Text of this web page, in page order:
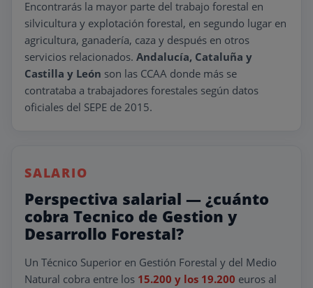
Encontrarás la mayor parte del trabajo forestal en
silvicultura y explotación forestal, en segundo lugar en
agricultura, ganadería, caza y después en otros
servicios relacionados. Andalucía, Cataluña y
Castilla y León son las CCAA donde más se
contrataba a trabajadores forestales según datos
oficiales del SEPE de 2015.
SALARIO
Perspectiva salarial — ¿cuánto
cobra Tecnico de Gestion y
Desarrollo Forestal?
Un Técnico Superior en Gestión Forestal y del Medio
Natural cobra entre los 15.200 y los 19.200 euros al